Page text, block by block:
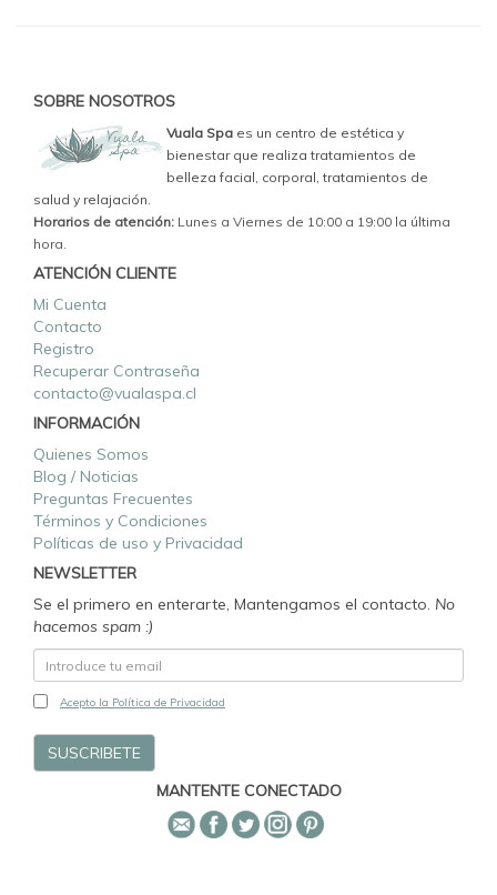
SOBRE NOSOTROS
Vuala Spa es un centro de estética y
bienestar que realiza tratamientos de
belleza facial, corporal, tratamientos de
salud y relajación.
Horarios de atención: Lunes a Viernes de 10:00 a 19:00 la última
hora.
ATENCIÓN CLIENTE
Mi Cuenta
Contacto
Registro
Recuperar Contraseña
contacto@vualaspa.cl
INFORMACIÓN
Quienes Somos
Blog / Noticias
Preguntas Frecuentes
Términos y Condiciones
Políticas de uso y Privacidad
NEWSLETTER
Se el primero en enterarte, Mantengamos el contacto. No
hacemos spam :)
Acepto la Política de Privacidad
MANTENTE CONECTADO